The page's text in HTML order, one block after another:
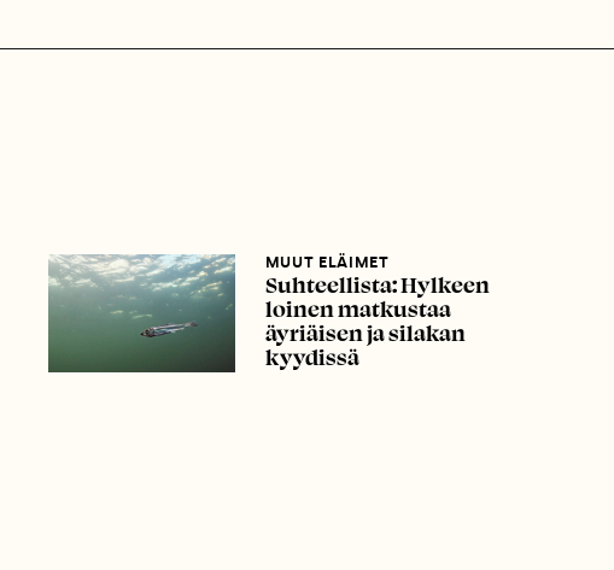
MUUT ELÄIMET
Suhteellista: Hylkeen
loinen matkustaa
äyriäisen ja silakan
kyydissä